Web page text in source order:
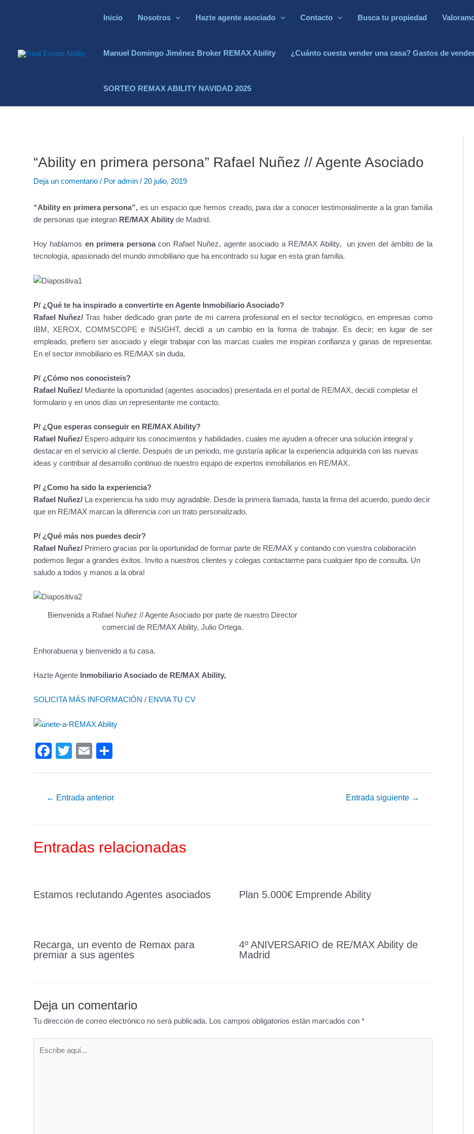
Inicio Nosotros Hazte agente asociado Contacto Busca tu propiedad
Manuel Domingo Jiménez Broker REMAX Ability ¿Cuánto cuesta vender una casa? Gastos de
SORTEO REMAX ABILITY NAVIDAD 2025
“Ability en primera persona” Rafael Nuñez // Agente Asociado
Deja un comentario / Por admin / 20 julio, 2019
“Ability en primera persona”, es un espacio que hemos creado, para dar a conocer testimonialmente a la gran familia
de personas que integran RE/MAX Abilityde Madrid.
Hoy hablamos en primera personacon Rafael Nuñez, agente asociado a RE/MAX Ability, un joven del ámbito de la
tecnología, apasionado del mundo inmobiliario que ha encontrado su lugar en esta gran familia.
P/ ¿Qué te ha inspirado a convertirte en Agente Inmobiliario Asociado?
Rafael Nuñez/Tras haber dedicado gran parte de mi carrera profesional en el sector tecnológico, en empresas como
IBM, XEROX, COMMSCOPE e INSIGHT, decidí a un cambio en la forma de trabajar. Es decir; en lugar de ser
empleado, prefiero ser asociado y elegir trabajar con las marcas cuales me inspiran confianza y ganas de representar.
En el sector inmobiliario es RE/MAX sin duda.
P/ ¿Cómo nos conocisteis?
Rafael Nuñez/Mediante la oportunidad (agentes asociados) presentada en el portal de RE/MAX, decidí completar el
formulario y en unos días un representante me contacto.
P/ ¿Que esperas conseguir en RE/MAX Ability?
Rafael Nuñez/Espero adquirir los conocimientos y habilidades, cuales me ayuden a ofrecer una solución integral y
destacar en el servicio al cliente. Después de un periodo, me gustaría aplicar la experiencia adquirida con las nuevas
ideas y contribuir al desarrollo continuo de nuestro equipo de expertos inmobiliarios en RE/MAX.
P/ ¿Como ha sido la experiencia?
Rafael Nuñez/La experiencia ha sido muy agradable. Desde la primera llamada, hasta la firma del acuerdo, puedo decir
que en RE/MAX marcan la diferencia con un trato personalizado.
P/ ¿Qué más nos puedes decir?
Rafael Nuñez/Primero gracias por la oportunidad de formar parte de RE/MAX y contando con vuestra colaboración
podemos llegar a grandes éxitos. Invito a nuestros clientes y colegas contactarme para cualquier tipo de consulta. Un
saludo a todos y manos a la obra!
Bienvenida a Rafael Nuñez // Agente Asociado por parte de nuestro Director
comercial de RE/MAX Ability, Julio Ortega.
Enhorabuena y bienvenido a tu casa.
Hazte AgenteInmobiliario Asociado de RE/MAX Ability,
SOLICITA MÁS INFORMACIÓN / ENVIA TU CV
F
e
o
T
er
E
p
← Entrada anterior Entrada siguiente →
Entradas relacionadas
Estamos reclutando Agentes asociados Plan 5.000€ Emprende Ability
Recarga, un evento de Remax para
premiar a sus agentes
4º ANIVERSARIO de RE/MAX Ability de
Madrid
Deja un comentario
Tu dirección de correo electrónico no será publicada. Los campos obligatorios están marcados con *